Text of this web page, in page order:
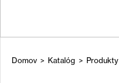
Domov > Katalóg > Produkty